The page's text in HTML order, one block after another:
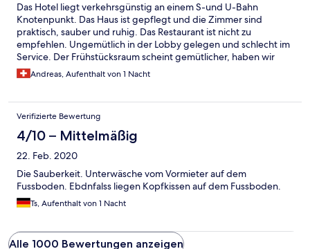
Das Hotel liegt verkehrsgünstig an einem S-und U-Bahn
Knotenpunkt. Das Haus ist gepflegt und die Zimmer sind
praktisch, sauber und ruhig. Das Restaurant ist nicht zu
empfehlen. Ungemütlich in der Lobby gelegen und schlecht im
Service. Der Frühstücksraum scheint gemütlicher, haben wir
aber nicht genutzt.
Andreas, Aufenthalt von 1 Nacht
Verifizierte Bewertung
4/10 – Mittelmäßig
22. Feb. 2020
Die Sauberkeit. Unterwäsche vom Vormieter auf dem
Fussboden. Ebdnfalss liegen Kopfkissen auf dem Fussboden.
Ts, Aufenthalt von 1 Nacht
Alle 1000 Bewertungen anzeigen